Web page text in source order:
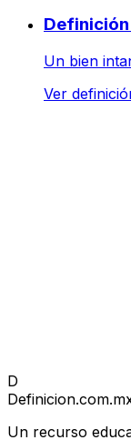
Un bien
Ver
D
Definicion
Un recurso